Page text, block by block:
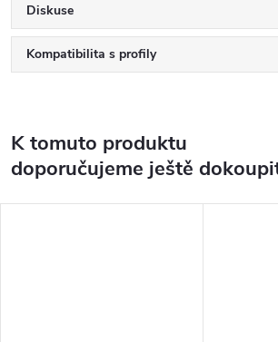
Diskuse
Kompatibilita s profily
K tomuto produktu
doporučujeme ještě